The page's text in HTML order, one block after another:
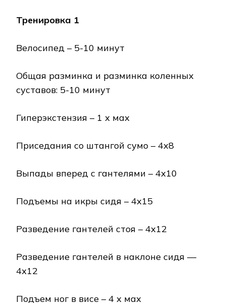
Тренировка 1
Велосипед – 5-10 минут
Общая разминка и разминка коленных
суставов: 5-10 минут
Гиперэкстензия – 1 х мах
Приседания со штангой сумо – 4х8
Выпады вперед с гантелями – 4х10
Подъемы на икры сидя – 4х15
Разведение гантелей стоя – 4х12
Разведение гантелей в наклоне сидя —
4х12
Подъем ног в висе – 4 х мах